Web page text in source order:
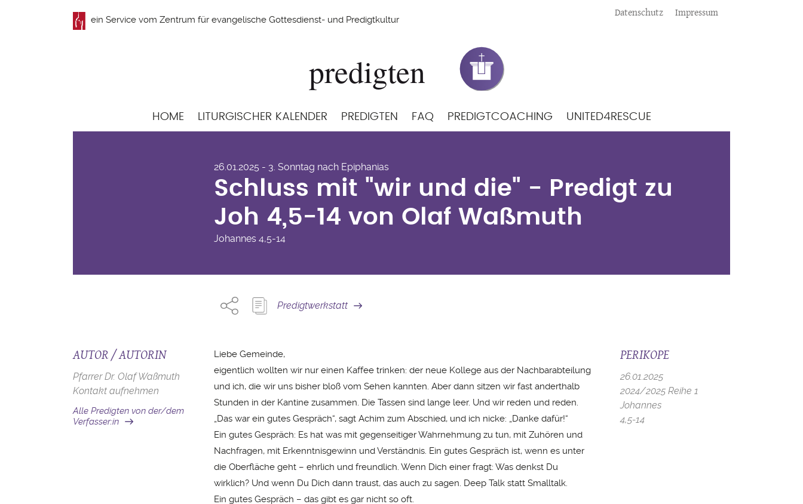
ein Service vom Zentrum für evangelische Gottesdienst- und Predigtkultur
Meta
Datenschutz Impressum
Hauptnavigation
HOME LITURGISCHER KALENDER PREDIGTEN FAQ PREDIGTCOACHING UNITED4RESCUE
Joh 4,5-14 von Olaf Waßmuth
26.01.2025 - 3. Sonntag nach Epiphanias
Schluss mit "wir und die" - Predigt zu
Joh 4,5-14 von Olaf Waßmuth
Johannes 4,5-14
Predigtwerkstatt
AUTOR / AUTORIN
Pfarrer Dr. Olaf Waßmuth
Kontakt aufnehmen
Alle Predigten von der/dem
Verfasser:in
Liebe Gemeinde,
eigentlich wollten wir nur einen Kaffee trinken: der neue Kollege aus der Nachbarabteilung
und ich, die wir uns bisher bloß vom Sehen kannten. Aber dann sitzen wir fast anderthalb
Stunden in der Kantine zusammen. Die Tassen sind lange leer. Und wir reden und reden.
„Das war ein gutes Gespräch“, sagt Achim zum Abschied, und ich nicke: „Danke dafür!“
Ein gutes Gespräch: Es hat was mit gegenseitiger Wahrnehmung zu tun, mit Zuhören und
Nachfragen, mit Erkenntnisgewinn und Verständnis. Ein gutes Gespräch ist, wenn es unter
die Oberfläche geht – ehrlich und freundlich. Wenn Dich einer fragt: Was denkst Du
wirklich? Und wenn Du Dich dann traust, das auch zu sagen. Deep Talk statt Smalltalk.
Ein gutes Gespräch – das gibt es gar nicht so oft.
PERIKOPE
26.01.2025
2024/2025 Reihe 1
Johannes
4,5-14